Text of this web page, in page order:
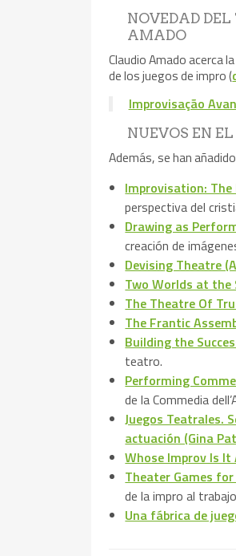
NOVEDAD
AMADO
Claudio Amado acerca
de los juegos de impro (
Improvisação
NUEVOS EN
Además, se han
Improvisation:
perspectiva del
Drawing as
creación de
Devising Theatre
Two Worlds at the
The Theatre Of
The Frantic
Building the
teatro.
Performing
de la Commedia
Juegos Teatrales.
actuación (Gina
Whose Improv Is It
Theater Games
de la impro al
Una fábrica de